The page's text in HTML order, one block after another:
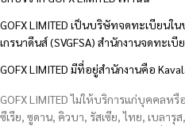
GOFX LIMITED เป็นบริษัทจดทะเบียนใ
เกรนาดีนส์ (SVGFSA) สำนักงานจดทะเ
GOFX LIMITED มีที่อยู่สำนักงานคือ
GOFX LIMITED ไม่ให้บริการแก่บุคคล
ซีเรีย, ซูดาน, คิวบา, รัสเซีย, ไทย, เบลา